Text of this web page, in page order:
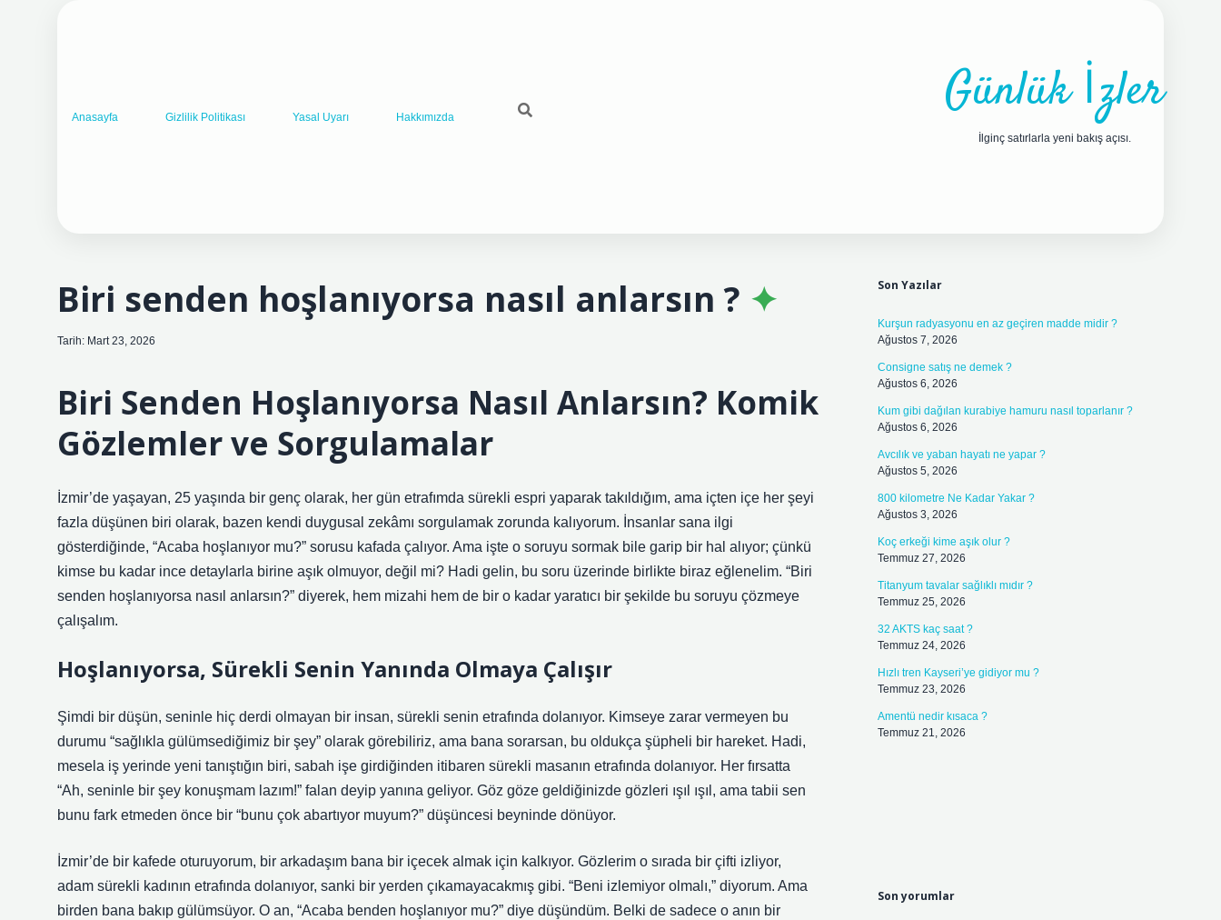
Anasayfa Gizlilik Politikası Yasal Uyarı Hakkımızda Günlük İzler
İlginç satırlarla yeni bakış açısı.
Biri senden hoşlanıyorsa nasıl anlarsın ?
Tarih: Mart 23, 2026
Biri Senden Hoşlanıyorsa Nasıl Anlarsın? Komik
Gözlemler ve Sorgulamalar
İzmir’de yaşayan, 25 yaşında bir genç olarak, her gün etrafımda sürekli espri yaparak takıldığım, ama içten içe her şeyi
fazla düşünen biri olarak, bazen kendi duygusal zekâmı sorgulamak zorunda kalıyorum. İnsanlar sana ilgi
gösterdiğinde, “Acaba hoşlanıyor mu?” sorusu kafada çalıyor. Ama işte o soruyu sormak bile garip bir hal alıyor; çünkü
kimse bu kadar ince detaylarla birine aşık olmuyor, değil mi? Hadi gelin, bu soru üzerinde birlikte biraz eğlenelim. “Biri
senden hoşlanıyorsa nasıl anlarsın?” diyerek, hem mizahi hem de bir o kadar yaratıcı bir şekilde bu soruyu çözmeye
çalışalım.
Hoşlanıyorsa, Sürekli Senin Yanında Olmaya Çalışır
Şimdi bir düşün, seninle hiç derdi olmayan bir insan, sürekli senin etrafında dolanıyor. Kimseye zarar vermeyen bu
durumu “sağlıkla gülümsediğimiz bir şey” olarak görebiliriz, ama bana sorarsan, bu oldukça şüpheli bir hareket. Hadi,
mesela iş yerinde yeni tanıştığın biri, sabah işe girdiğinden itibaren sürekli masanın etrafında dolanıyor. Her fırsatta
“Ah, seninle bir şey konuşmam lazım!” falan deyip yanına geliyor. Göz göze geldiğinizde gözleri ışıl ışıl, ama tabii sen
bunu fark etmeden önce bir “bunu çok abartıyor muyum?” düşüncesi beyninde dönüyor.
İzmir’de bir kafede oturuyorum, bir arkadaşım bana bir içecek almak için kalkıyor. Gözlerim o sırada bir çifti izliyor,
adam sürekli kadının etrafında dolanıyor, sanki bir yerden çıkamayacakmış gibi. “Beni izlemiyor olmalı,” diyorum. Ama
birden bana bakıp gülümsüyor. O an, “Acaba benden hoşlanıyor mu?” diye düşündüm. Belki de sadece o anın bir
Son Yazılar
Kurşun radyasyonu en az geçiren madde midir ?
Ağustos 7, 2026
Consigne satış ne demek ?
Ağustos 6, 2026
Kum gibi dağılan kurabiye hamuru nasıl toparlanır ?
Ağustos 6, 2026
Avcılık ve yaban hayatı ne yapar ?
Ağustos 5, 2026
800 kilometre Ne Kadar Yakar ?
Ağustos 3, 2026
Koç erkeği kime aşık olur ?
Temmuz 27, 2026
Titanyum tavalar sağlıklı mıdır ?
Temmuz 25, 2026
32 AKTS kaç saat ?
Temmuz 24, 2026
Hızlı tren Kayseri’ye gidiyor mu ?
Temmuz 23, 2026
Amentü nedir kısaca ?
Temmuz 21, 2026
Son yorumlar